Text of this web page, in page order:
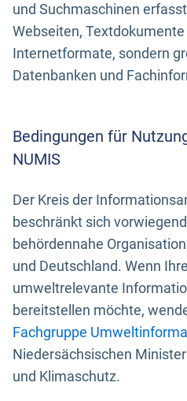
und Suchmaschinen
Webseiten,
Internetformate, sondern
Datenbanken und
Bedingungen für
NUMIS
Der Kreis der
beschränkt sich
behördennahe
und Deutschland. Wenn
umweltrelevante
bereitstellen möchte,
Fachgruppe
Niedersächsischen
und Klimaschutz.